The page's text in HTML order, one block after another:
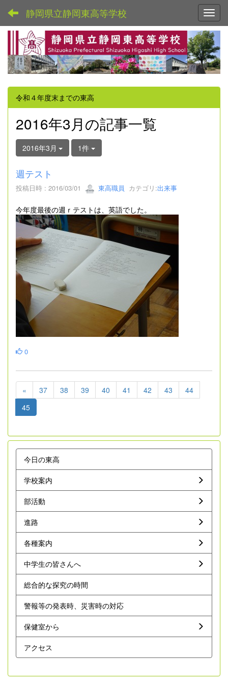
静岡県立静岡東高等学校
令和４年度末までの東高
2016年3月の記事一覧
2016年3月 1件
週テスト
投稿日時 : 2016/03/01 東高職員 カテゴリ:出来事
今年度最後の週ｒテストは、英語でした。
0
« 37 38 39 40 41 42 43
44
45
今日の東高
学校案内
部活動
進路
各種案内
中学生の皆さんへ
総合的な探究の時間
警報等の発表時、災害時の対応
保健室から
アクセス